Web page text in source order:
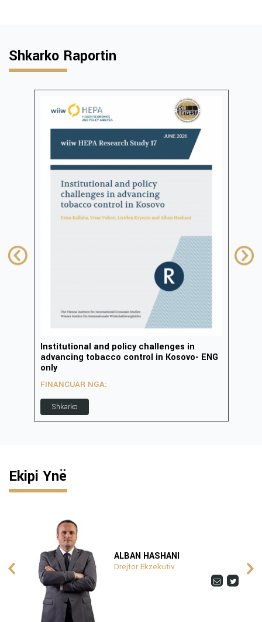
Shkarko Raportin
Institutional and policy challenges in
advancing tobacco control in Kosovo- ENG
only
FINANCUAR NGA:
Shkarko
Ekipi Ynë
ALBAN HASHANI
Drejtor Ekzekutiv